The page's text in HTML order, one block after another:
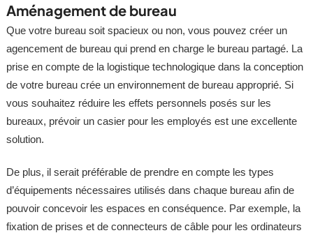
Aménagement de bureau
Que votre bureau soit spacieux ou non, vous pouvez créer un
agencement de bureau qui prend en charge le bureau partagé. La
prise en compte de la logistique technologique dans la conception
de votre bureau crée un environnement de bureau approprié. Si
vous souhaitez réduire les effets personnels posés sur les
bureaux, prévoir un casier pour les employés est une excellente
solution.
De plus, il serait préférable de prendre en compte les types
d’équipements nécessaires utilisés dans chaque bureau afin de
pouvoir concevoir les espaces en conséquence. Par exemple, la
fixation de prises et de connecteurs de câble pour les ordinateurs